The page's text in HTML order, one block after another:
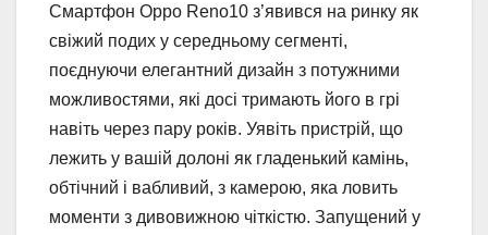
Смартфон Oppo Reno10 з’явився на ринку як
свіжий подих у середньому сегменті,
поєднуючи елегантний дизайн з потужними
можливостями, які досі тримають його в грі
навіть через пару років. Уявіть пристрій, що
лежить у вашій долоні як гладенький камінь,
обтічний і вабливий, з камерою, яка ловить
моменти з дивовижною чіткістю. Запущений у